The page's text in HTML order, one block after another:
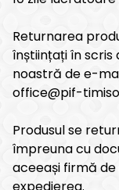
Returnarea
înștiințați în scris
noastră de e-
office@pif-
Produsul se
împreuna cu
aceeași firmă
expedierea.